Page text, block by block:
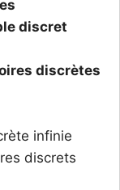
discret
discrètes
infinie
discrets